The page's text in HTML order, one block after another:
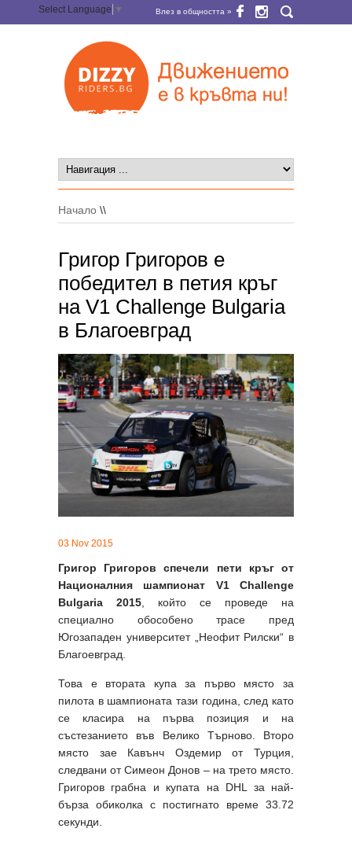
Select Language ▼ Влез в общността »
Начало \\
Григор Григоров е
победител в петия кръг
на V1 Challenge Bulgaria
в Благоевград
03 Nov 2015
Григор Григоров спечели пети кръг от
Националния шампионат V1 Challenge
Bulgaria 2015 , който се проведе на
специално обособено трасе пред
Югозападен университет „Неофит Рилски“ в
Благоевград.
Това е втората купа за първо място за
пилота в шампионата тази година, след като
се класира на първа позиция и на
състезанието във Велико Търново. Второ
място зае Кавънч Оздемир от Турция,
следвани от Симеон Донов – на трето място.
Григоров грабна и купата на DHL за най-
бърза обиколка с постигнато време 33.72
секунди.